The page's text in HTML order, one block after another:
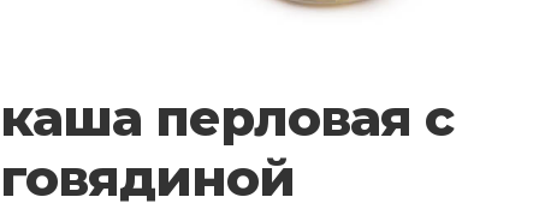
каша перловая с
говядиной